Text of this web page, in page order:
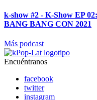
k-show #2 - K-Show EP
BANG BANG CON 2021
Más podcast
Encuéntranos
facebook
twitter
instagram